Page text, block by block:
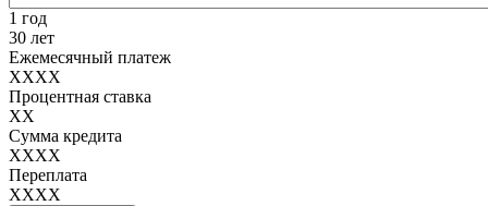
1 год
30 лет
Ежемесячный платеж
XXXX
Процентная ставка
XX
Сумма кредита
XXXX
Переплата
XXXX